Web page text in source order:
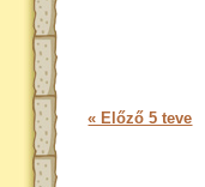
« Előző 5 teve